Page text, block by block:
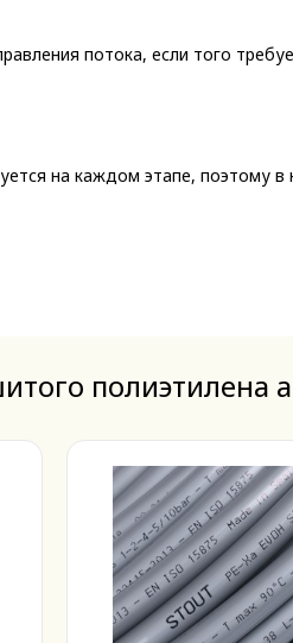
потока, если того
на каждом этапе, поэтому
полиэтилена